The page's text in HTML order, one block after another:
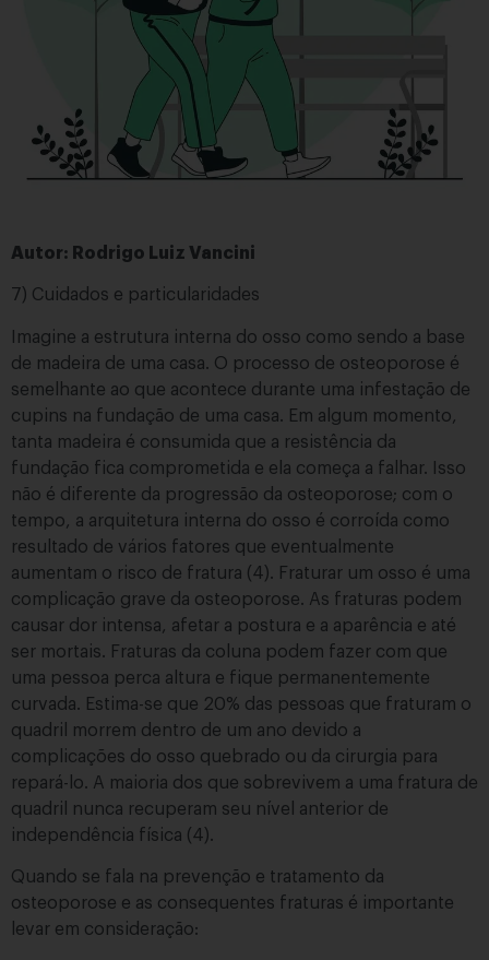
Autor: Rodrigo Luiz Vancini
7) Cuidados e particularidades
Imagine a estrutura interna do osso como sendo a base
de madeira de uma casa. O processo de osteoporose é
semelhante ao que acontece durante uma infestação de
cupins na fundação de uma casa. Em algum momento,
tanta madeira é consumida que a resistência da
fundação fica comprometida e ela começa a falhar. Isso
não é diferente da progressão da osteoporose; com o
tempo, a arquitetura interna do osso é corroída como
resultado de vários fatores que eventualmente
aumentam o risco de fratura (4). Fraturar um osso é uma
complicação grave da osteoporose. As fraturas podem
causar dor intensa, afetar a postura e a aparência e até
ser mortais. Fraturas da coluna podem fazer com que
uma pessoa perca altura e fique permanentemente
curvada. Estima-se que 20% das pessoas que fraturam o
quadril morrem dentro de um ano devido a
complicações do osso quebrado ou da cirurgia para
repará-lo. A maioria dos que sobrevivem a uma fratura de
quadril nunca recuperam seu nível anterior de
independência física (4).
Quando se fala na prevenção e tratamento da
osteoporose e as consequentes fraturas é importante
levar em consideração: